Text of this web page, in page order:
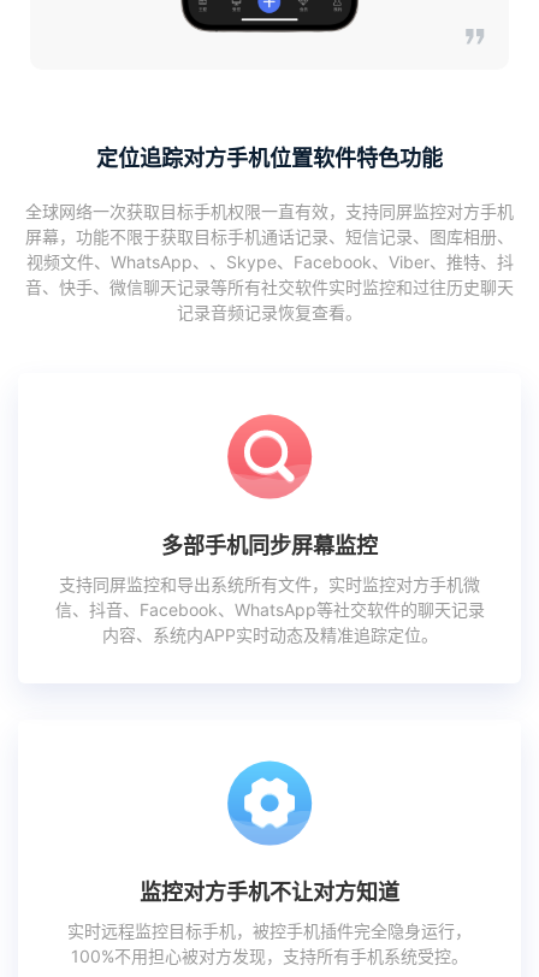
定位追踪对方手机位置软件特色功能
全球网络一次获取目标手机权限一直有效，支持同屏监控对方手机
屏幕，功能不限于获取目标手机通话记录、短信记录、图库相册、
视频文件、WhatsApp、、Skype、Facebook、Viber、推特、抖
音、快手、微信聊天记录等所有社交软件实时监控和过往历史聊天
记录音频记录恢复查看。
多部手机同步屏幕监控
支持同屏监控和导出系统所有文件，实时监控对方手机微
信、抖音、Facebook、WhatsApp等社交软件的聊天记录
内容、系统内APP实时动态及精准追踪定位。
监控对方手机不让对方知道
实时远程监控目标手机，被控手机插件完全隐身运行，
100%不用担心被对方发现，支持所有手机系统受控。